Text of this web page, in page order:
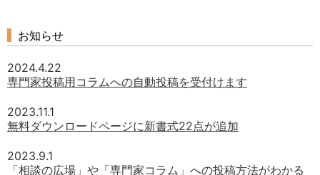
お知らせ
2024.4.22
専門家投稿用コラムへの自動投稿を受付けます
2023.11.1
無料ダウンロードページに新書式22点が追加
2023.9.1
「相談の広場」や「専門家コラム」への投稿方法がわかる